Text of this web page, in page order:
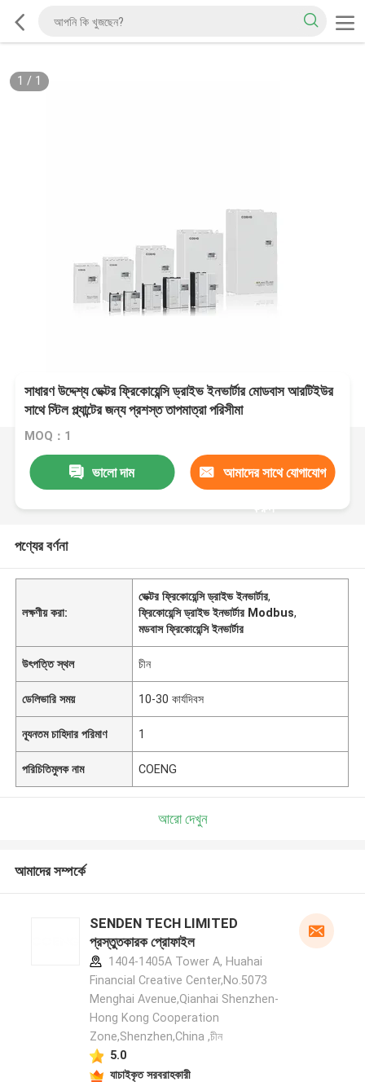
1 / 1
সাধারণ উদ্দেশ্য ভেক্টর ফ্রিকোয়েন্সি ড্রাইভ ইনভার্টার মোডবাস আরটিইউর
সাথে স্টিল প্ল্যান্টের জন্য প্রশস্ত তাপমাত্রা পরিসীমা
MOQ：1
ভালো দাম আমাদের সাথে যোগাযোগ
করুন
পণ্যের বর্ণনা
লক্ষণীয় করা:
ভেক্টর ফ্রিকোয়েন্সি ড্রাইভ ইনভার্টার,
ফ্রিকোয়েন্সি ড্রাইভ ইনভার্টার Modbus,
মডবাস ফ্রিকোয়েন্সি ইনভার্টার
উৎপত্তি স্থল চীন
ডেলিভারি সময় 10-30 কার্যদিবস
ন্যূনতম চাহিদার পরিমাণ 1
পরিচিতিমুলক নাম COENG
আরো দেখুন
আমাদের সম্পর্কে
SENDEN TECH LIMITED
প্রস্তুতকারক প্রোফাইল
1404-1405A Tower A, Huahai
Financial Creative Center,No.5073
Menghai Avenue,Qianhai Shenzhen-
Hong Kong Cooperation
Zone,Shenzhen,China ,চীন
5.0
যাচাইকৃত সরবরাহকারী